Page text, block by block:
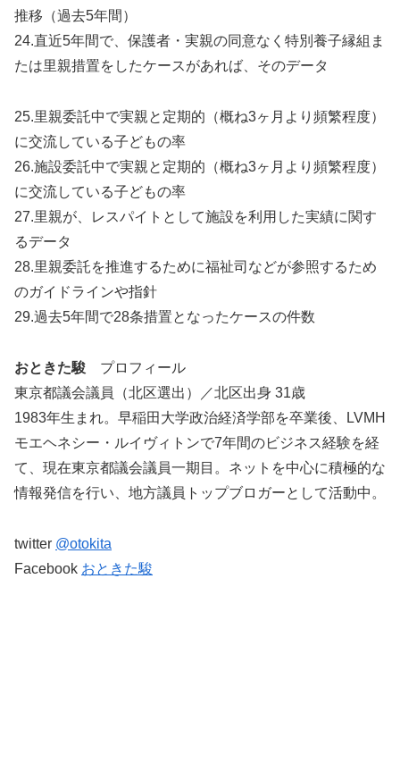
推移（過去5年間）
24.直近5年間で、保護者・実親の同意なく特別養子縁組ま
たは里親措置をしたケースがあれば、そのデータ
25.里親委託中で実親と定期的（概ね3ヶ月より頻繁程度）
に交流している子どもの率
26.施設委託中で実親と定期的（概ね3ヶ月より頻繁程度）
に交流している子どもの率
27.里親が、レスパイトとして施設を利用した実績に関す
るデータ
28.里親委託を推進するために福祉司などが参照するため
のガイドラインや指針
29.過去5年間で28条措置となったケースの件数
おときた駿 プロフィール
東京都議会議員（北区選出）／北区出身 31歳
1983年生まれ。早稲田大学政治経済学部を卒業後、LVMH
モエヘネシー・ルイヴィトンで7年間のビジネス経験を経
て、現在東京都議会議員一期目。ネットを中心に積極的な
情報発信を行い、地方議員トップブロガーとして活動中。
twitter @otokita
Facebook おときた駿